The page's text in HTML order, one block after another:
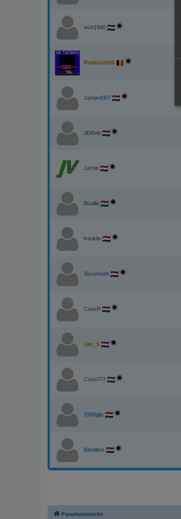
wvh1990
Robbel2005
Jampot007
3DRob
JanVe
Boullie
franklin
Tecumseh
CeesR
Jan_S
Coco777
1955gijs
Banditoz
Forumoverzicht